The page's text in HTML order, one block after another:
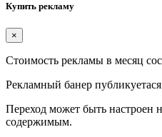
Купить рекламу
×
Стоимость рекламы в месяц
Рекламный банер
Переход может быть настроен
содержимым.